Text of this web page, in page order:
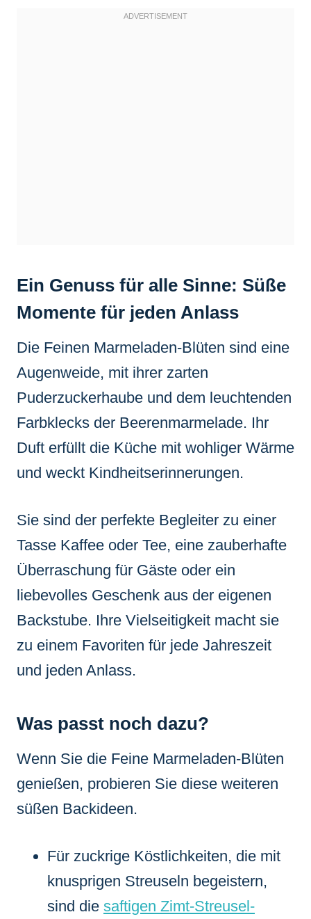
Ein Genuss für alle Sinne: Süße
Momente für jeden Anlass
Die Feinen Marmeladen-Blüten sind eine
Augenweide, mit ihrer zarten
Puderzuckerhaube und dem leuchtenden
Farbklecks der Beerenmarmelade. Ihr
Duft erfüllt die Küche mit wohliger Wärme
und weckt Kindheitserinnerungen.
Sie sind der perfekte Begleiter zu einer
Tasse Kaffee oder Tee, eine zauberhafte
Überraschung für Gäste oder ein
liebevolles Geschenk aus der eigenen
Backstube. Ihre Vielseitigkeit macht sie
zu einem Favoriten für jede Jahreszeit
und jeden Anlass.
Was passt noch dazu?
Wenn Sie die Feine Marmeladen-Blüten
genießen, probieren Sie diese weiteren
süßen Backideen.
Für zuckrige Köstlichkeiten, die mit
knusprigen Streuseln begeistern,
sind die saftigen Zimt-Streusel-